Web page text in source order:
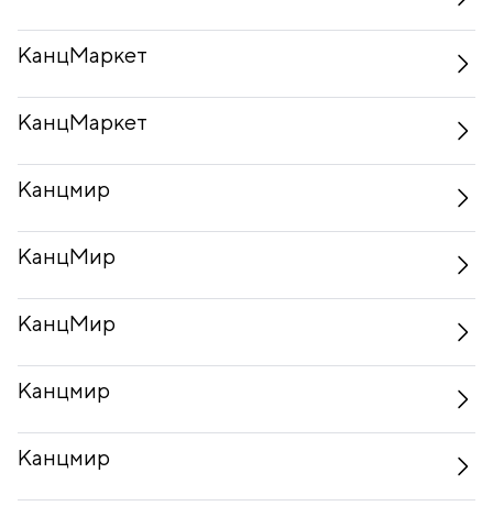
КанцМаркет
КанцМаркет
Канцмир
КанцМир
КанцМир
Канцмир
Канцмир